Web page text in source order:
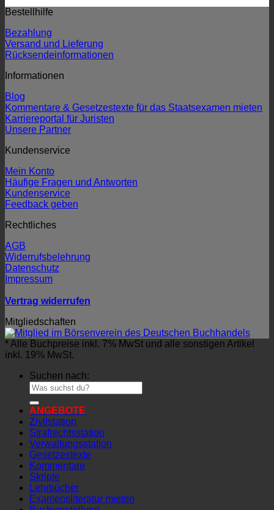
Bestellhilfe
Bezahlung
Versand und Lieferung
Rücksendeinformationen
Informationen
Blog
Kommentare & Gesetzestexte für das Staatsexamen mieten
Karriereportal für Juristen
Unsere Partner
Kundenservice
Mein Konto
Häufige Fragen und Antworten
Kundenservice
Feedback geben
Rechtliches
AGB
Widerrufsbelehrung
Datenschutz
Impressum
Vertrag widerrufen
Mitgliedschaften
* Alle Buchpreise inkl. 7% MwSt und alle sonstigen Artikel
inkl. 19% MwSt.
Suchen nach:
ANGEBOTE
Zivilstation
Strafrechtsstation
Verwaltungsstation
Gesetzestexte
Kommentare
Skripte
Lehrbücher
Examensliteratur mieten